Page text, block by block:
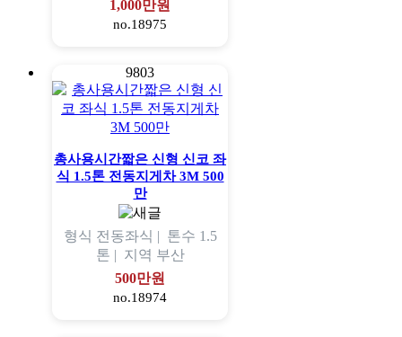
1,000만원
no.18975
9803
총사용시간짧은 신형 신코 좌
식 1.5톤 전동지게차 3M 500
만
형식 전동좌식 | 톤수 1.5
톤 | 지역 부산
500만원
no.18974